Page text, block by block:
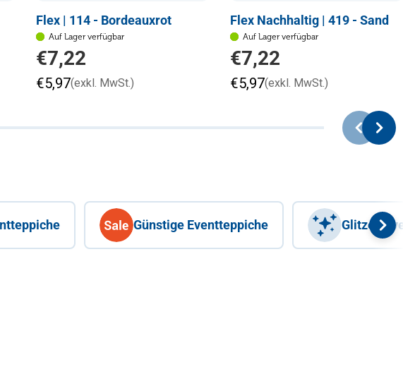
Flex | 114 - Bordeauxrot
Auf Lager verfügbar
Regulärer
Preis
€7,22
€5,97(exkl. MwSt.)
Flex Nachhaltig | 419 - Sand
Auf Lager verfügbar
Regulärer
Preis
€7,22
€5,97(exkl. MwSt.)
Günstige Eventteppiche Glitzer-